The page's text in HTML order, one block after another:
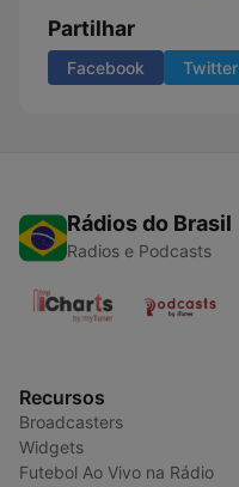
Partilhar
Facebook Twitter
Rádios do Brasil
Radios e Podcasts
Recursos
Broadcasters
Widgets
Futebol Ao Vivo na Rádio